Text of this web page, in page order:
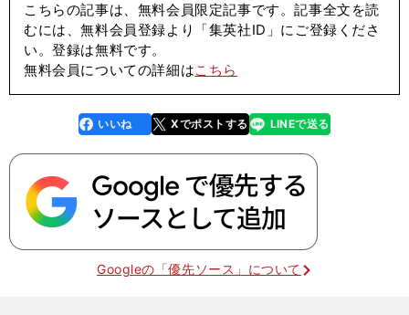
こちらの記事は、無料会員限定記事です。記事全文を読
むには、無料会員登録より「集英社ID」にご登録くださ
い。登録は無料です。
無料会員についての詳細はこちら
faceboo
k
いいね Xでポストする
line LINEで送る
Googleの「優先ソース」について